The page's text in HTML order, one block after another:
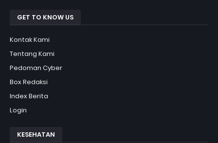
GET TO KNOW US
Kontak Kami
Tentang Kami
Pedoman Cyber
Box Redaksi
Index Berita
Login
KESEHATAN